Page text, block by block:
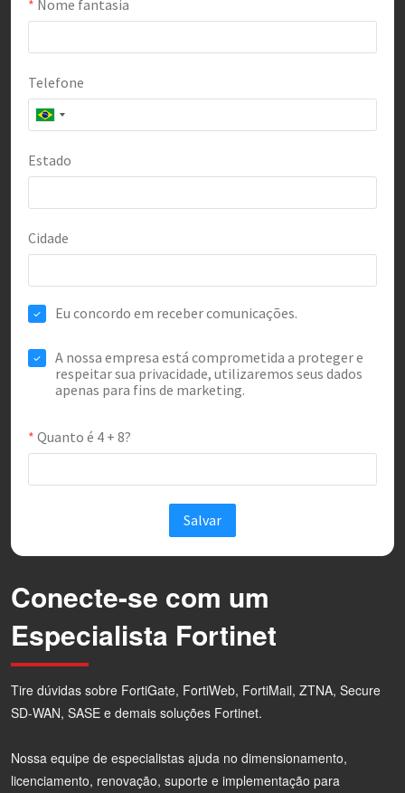
Conecte-se com um
Especialista Fortinet
Tire dúvidas sobre FortiGate, FortiWeb, FortiMail, ZTNA, Secure
SD-WAN, SASE e demais soluções Fortinet.
Nossa equipe de especialistas ajuda no dimensionamento,
licenciamento, renovação, suporte e implementação para